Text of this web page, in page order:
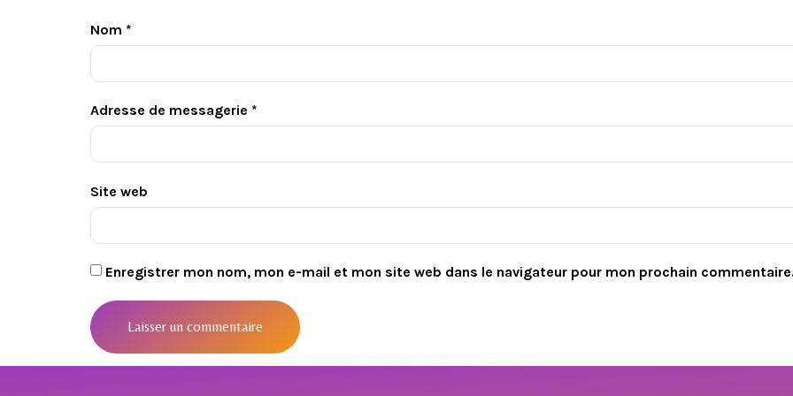
Nom *
Adresse de messagerie *
Site web
Enregistrer mon nom, mon e-mail et mon site web dans le navigateur pour mon prochain